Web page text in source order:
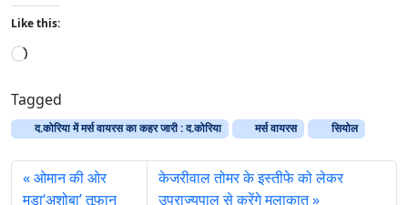
Like this:
L
a
d
i
n
g
Tagged
द.कोरिया में मर्स वायरस का कहर जारी : द.कोरिया मर्स वायरस सियोल
ओमान की ओर
मुड़ा‘अशोबा’ तूफान
केजरीवाल तोमर के इस्तीफे को लेकर
उपराज्यपाल से करेंगे मुलाकात